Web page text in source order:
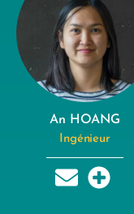
An HOANG
Ingénieur